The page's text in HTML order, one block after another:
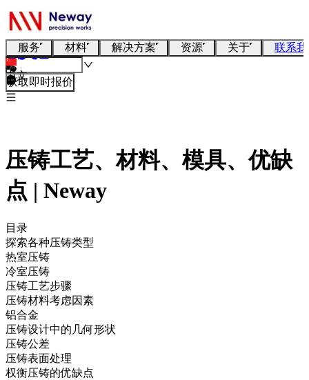
服务 材料 解决方案 资源 关于 联系
中文
获取即时报价
压铸工艺、材料、模具、优缺
点 | Neway
目录
探索各种压铸类型
热室压铸
冷室压铸
压铸工艺步骤
压铸材料考虑因素
铝合金
压铸设计中的几何形状
压铸公差
压铸表面处理
权衡压铸的优缺点